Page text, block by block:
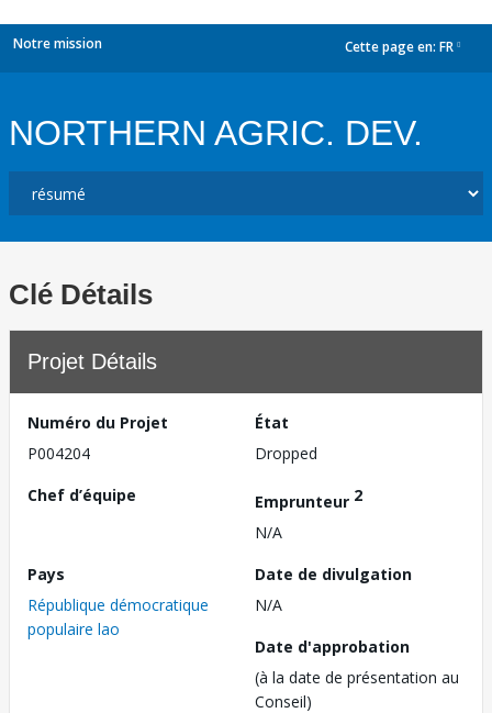
Notre mission Cette page en: FR
NORTHERN AGRIC. DEV.
Clé Détails
Projet Détails
Numéro du Projet
P004204
État
Dropped
Chef d’équipe
Emprunteur 2
N/A
Pays
République démocratique
populaire lao
Date de divulgation
N/A
Date d'approbation
(à la date de présentation au
Conseil)